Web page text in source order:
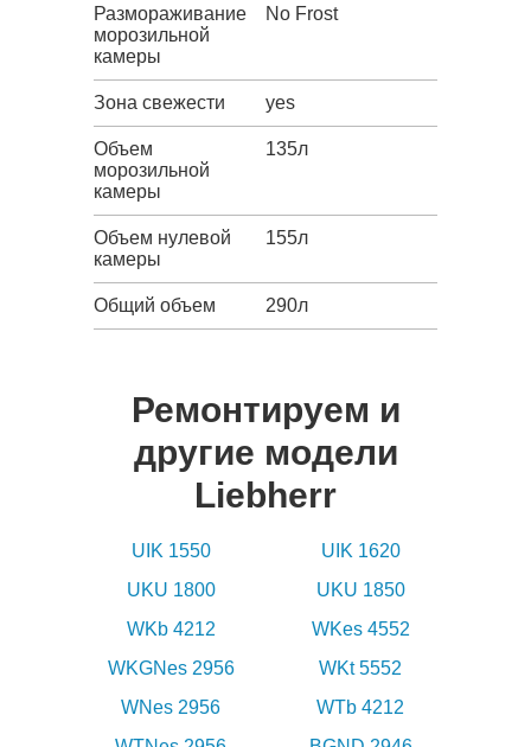
Размораживание
морозильной
камеры
No Frost
Зона свежести yes
Объем
морозильной
камеры
135л
Объем нулевой
камеры
155л
Общий объем 290л
Ремонтируем и
другие модели
Liebherr
UIK 1550
UIK 1620
UKU 1800
UKU 1850
WKb 4212
WKes 4552
WKGNes 2956
WKt 5552
WNes 2956
WTb 4212